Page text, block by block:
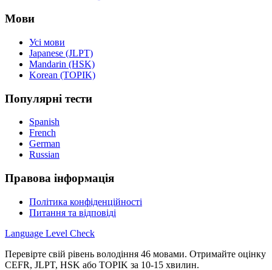
Мови
Усі мови
Japanese (JLPT)
Mandarin (HSK)
Korean (TOPIK)
Популярні тести
Spanish
French
German
Russian
Правова інформація
Політика конфіденційності
Питання та відповіді
Language Level Check
Перевірте свій рівень володіння 46 мовами. Отримайте оцінку
CEFR, JLPT, HSK або TOPIK за 10-15 хвилин.